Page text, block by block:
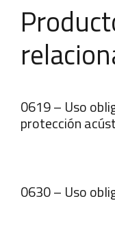
0619 – Uso
protección
0630 – Uso